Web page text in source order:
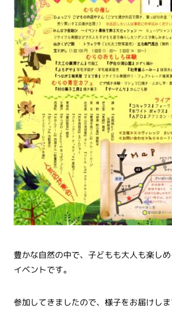
豊かな自然の中で、子どもも大人も楽し
イベントです。
参加してきましたので、様子をお届けしま